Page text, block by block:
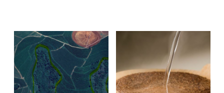
ブラジル ダ・ラゴア農園植林
プロジェクト 活動報告（2024
年度）
2025.06.12
INFORMATION & BLOG
令和7年6月～10月 コーヒー
インストラクター3級講習会
日程のお知らせ
2025.05.12
EVENT & SEMINAR